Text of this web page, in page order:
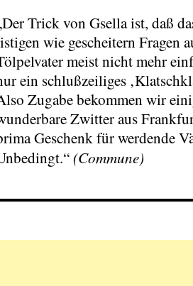
Trick von Gsella ist, daß
wie gescheitern Fragen
meist nicht mehr
ein schlußzeiliges
Zugabe bekommen wir
Zwitter aus
Geschenk für werdende
(Commune)